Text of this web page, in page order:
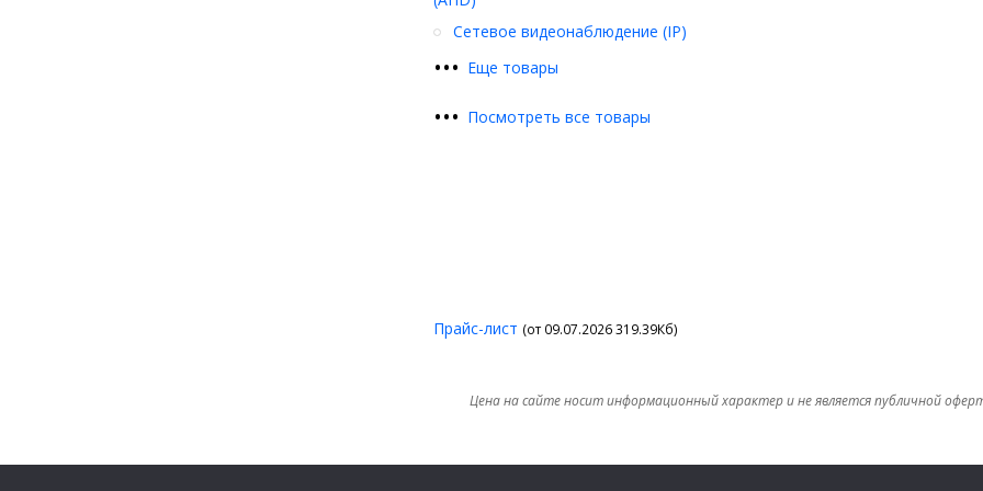
••• Еще товары
Сетевое видеонаблюдение (IP)
••• Посмотреть все товары
Прайс-лист (от 09.07.2026 319.39Кб)
Цена на сайте носит информационный характер и не является публичной